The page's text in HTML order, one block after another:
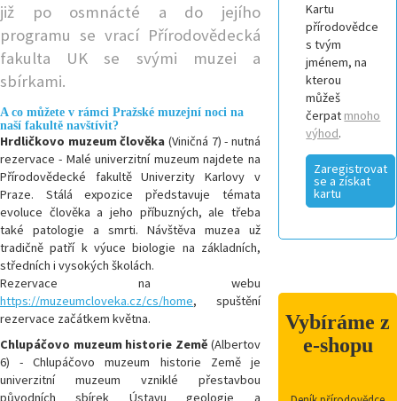
již po osmnácté a do jejího
programu se vrací Přírodovědecká
fakulta UK se svými muzei a
sbírkami.
A co můžete v rámci Pražské muzejní noci na
naší fakultě navštívit?
Hrdličkovo muzeum člověka (Viničná 7) - nutná
rezervace - Malé univerzitní muzeum najdete na
Přírodovědecké fakultě Univerzity Karlovy v
Praze. Stálá expozice představuje témata
evoluce člověka a jeho příbuzných, ale třeba
také patologie a smrti. Návštěva muzea už
tradičně patří k výuce biologie na základních,
středních i vysokých školách.
Rezervace na webu
https://muzeumcloveka.cz/cs/home, spuštění
rezervace začátkem května.
Chlupáčovo muzeum historie Země (Albertov
6) - Chlupáčovo muzeum historie Země je
univerzitní muzeum vzniklé přestavbou
původních sbírek Ústavu geologie a
Kartu
přírodovědce
s tvým
jménem, na
kterou
můžeš
čerpat mnoho
výhod.
Zaregistrovat
se a získat
kartu
Vybíráme z
e-shopu